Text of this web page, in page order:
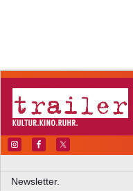
Newsletter.